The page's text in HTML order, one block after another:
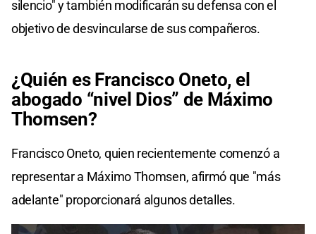
silencio" y también modificarán su defensa con el
objetivo de desvincularse de sus compañeros.
¿Quién es Francisco Oneto, el
abogado “nivel Dios” de Máximo
Thomsen?
Francisco Oneto, quien recientemente comenzó a
representar a Máximo Thomsen, afirmó que "más
adelante" proporcionará algunos detalles.